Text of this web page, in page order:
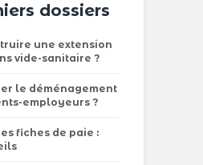
dossiers
une extension
vide-sanitaire ?
le déménagement
employeurs ?
fiches de paie :